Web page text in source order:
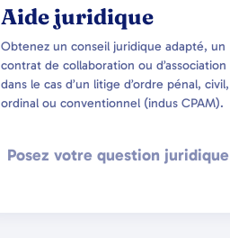
Aide juridique
Obtenez un conseil juridique adapté, un
contrat de collaboration ou d’association
dans le cas d’un litige d’ordre pénal, civil,
ordinal ou conventionnel (indus CPAM).
Posez votre question juridique